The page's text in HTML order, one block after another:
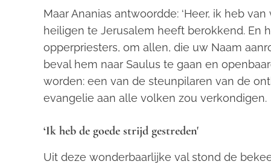
Maar Ananias antwoordde: ‘Heer, ik heb
heiligen te Jerusalem heeft berokkend. En
opperpriesters, om allen, die uw Naam
beval hem naar Saulus te gaan en
worden: een van de steunpilaren van de
evangelie aan alle volken zou verkondigen.
‘Ik heb de goede strijd gestreden'
Uit deze wonderbaarlijke val stond de